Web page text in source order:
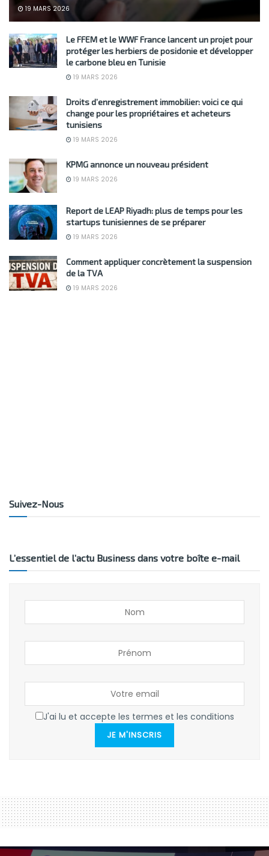
19 MARS 2026
Le FFEM et le WWF France lancent un projet pour
protéger les herbiers de posidonie et développer
le carbone bleu en Tunisie
19 MARS 2026
Droits d’enregistrement immobilier: voici ce qui
change pour les propriétaires et acheteurs
tunisiens
19 MARS 2026
KPMG annonce un nouveau président
19 MARS 2026
Report de LEAP Riyadh: plus de temps pour les
startups tunisiennes de se préparer
19 MARS 2026
Comment appliquer concrètement la suspension
de la TVA
19 MARS 2026
Suivez-Nous
L’essentiel de l’actu Business dans votre boîte e-mail
J'ai lu et accepte les termes et les conditions
JE M'INSCRIS